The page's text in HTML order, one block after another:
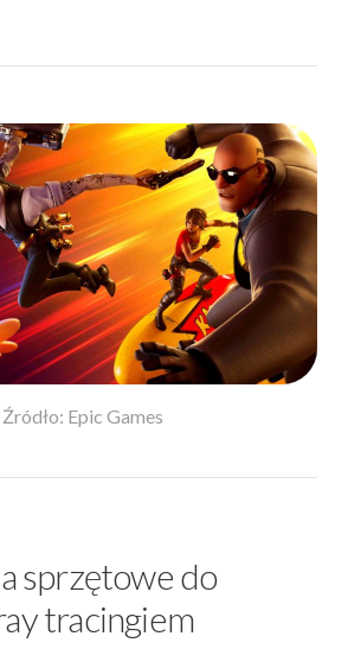
Źródło: Epic Games
sprzętowe do
tracingiem